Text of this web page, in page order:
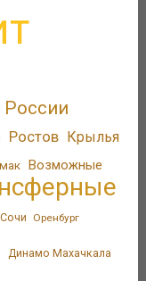
России
Ростов Крылья
Возможные
Сочи Оренбург
Динамо Махачкала